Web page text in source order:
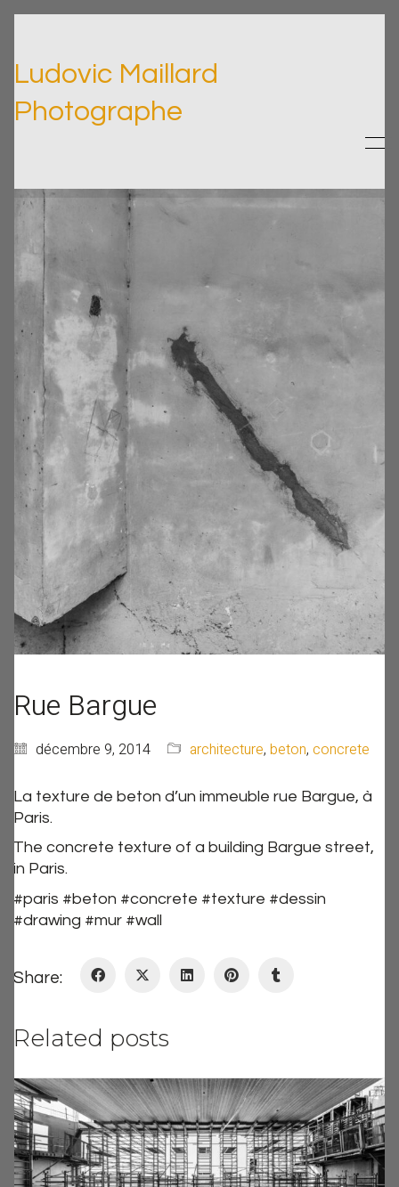
Ludovic Maillard
Photographe
Rue Bargue
décembre 9, 2014 architecture, beton, concrete
La texture de beton d’un immeuble rue Bargue, à
Paris.
The concrete texture of a building Bargue street,
in Paris.
#paris #beton #concrete #texture #dessin
#drawing #mur #wall
Share:
Related posts